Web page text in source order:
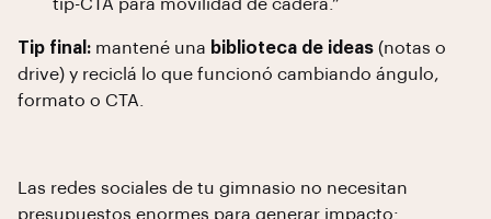
tip-CTA para movilidad de cadera.”
Tip final: mantené una biblioteca de ideas (notas o
drive) y reciclá lo que funcionó cambiando ángulo,
formato o CTA.
Las redes sociales de tu gimnasio no necesitan
presupuestos enormes para generar impacto: